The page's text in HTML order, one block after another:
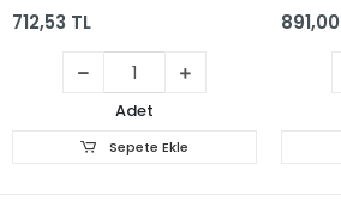
712,53 TL
Adet
Sepete Ekle